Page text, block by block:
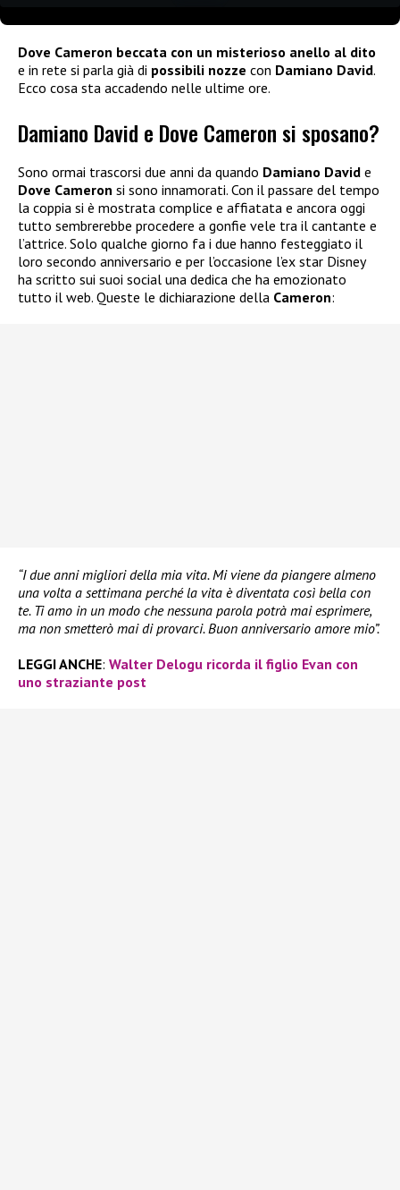
Dove Cameron beccata con un misterioso anello al dito
e in rete si parla già di possibili nozze con Damiano David.
Ecco cosa sta accadendo nelle ultime ore.
Damiano David e Dove Cameron si sposano?
Sono ormai trascorsi due anni da quando Damiano David e
Dove Cameron si sono innamorati. Con il passare del tempo
la coppia si è mostrata complice e affiatata e ancora oggi
tutto sembrerebbe procedere a gonfie vele tra il cantante e
l’attrice. Solo qualche giorno fa i due hanno festeggiato il
loro secondo anniversario e per l’occasione l’ex star Disney
ha scritto sui suoi social una dedica che ha emozionato
tutto il web. Queste le dichiarazione della Cameron:
“I due anni migliori della mia vita. Mi viene da piangere almeno
una volta a settimana perché la vita è diventata così bella con
te. Ti amo in un modo che nessuna parola potrà mai esprimere,
ma non smetterò mai di provarci. Buon anniversario amore mio”.
LEGGI ANCHE: Walter Delogu ricorda il figlio Evan con
uno straziante post